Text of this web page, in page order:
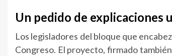
Un pedido de explicaciones
Los legisladores del bloque que
Congreso. El proyecto, firmado